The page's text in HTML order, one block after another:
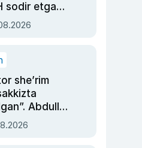
sodir etgan
o‘qildi
she’rim
Abdulla
asrab